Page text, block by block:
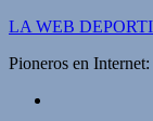
Saltar
contenido
LA WEB
Pioneros en